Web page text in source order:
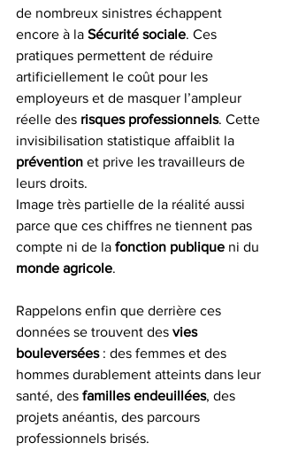
de nombreux sinistres échappent
encore à la Sécurité sociale. Ces
pratiques permettent de réduire
artificiellement le coût pour les
employeurs et de masquer l’ampleur
réelle des risques professionnels. Cette
invisibilisation statistique affaiblit la
prévention et prive les travailleurs de
leurs droits.
Image très partielle de la réalité aussi
parce que ces chiffres ne tiennent pas
compte ni de la fonction publique ni du
monde agricole.
Rappelons enfin que derrière ces
données se trouvent des vies
bouleversées : des femmes et des
hommes durablement atteints dans leur
santé, des familles endeuillées, des
projets anéantis, des parcours
professionnels brisés.